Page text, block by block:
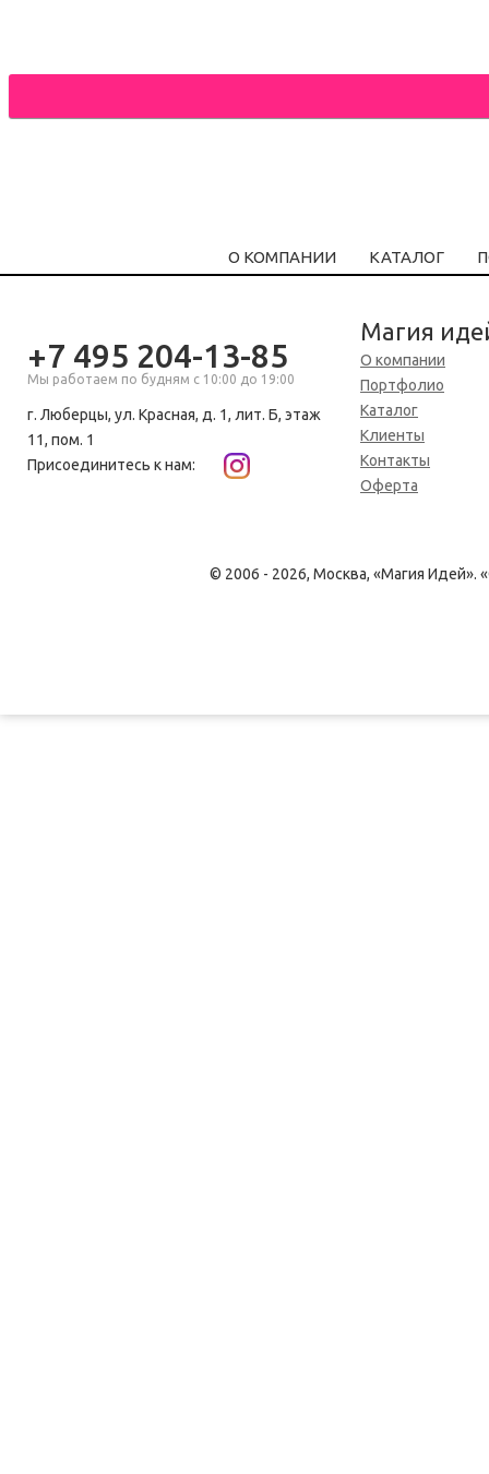
О КОМПАНИИ КАТАЛОГ
+7 495 204-13-85
Мы работаем по будням с 10:00 до 19:00
г. Люберцы, ул. Красная, д. 1, лит. Б, этаж
11, пом. 1
Присоединитесь к нам:
Магия
О компании
Портфолио
Каталог
Клиенты
Контакты
Оферта
© 2006 - 2026, Москва, «Магия Идей».